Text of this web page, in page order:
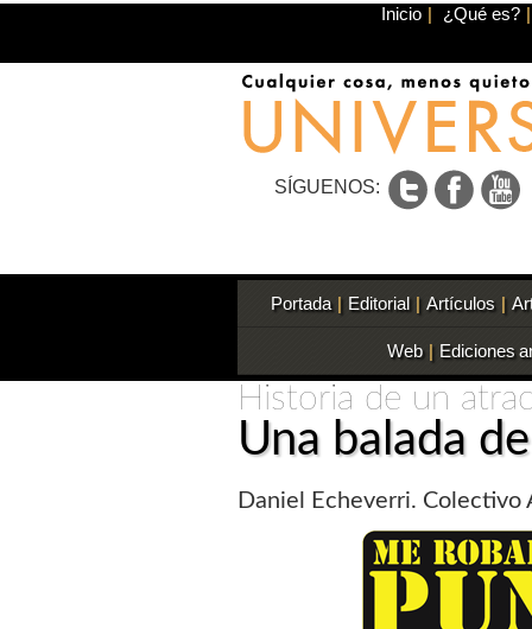
Inicio | ¿Qué es? |
SÍGUENOS:
Portada | Editorial | Artículos |
Web | Ediciones
Historia de un
Una balada
Daniel Echeverri. Colectivo